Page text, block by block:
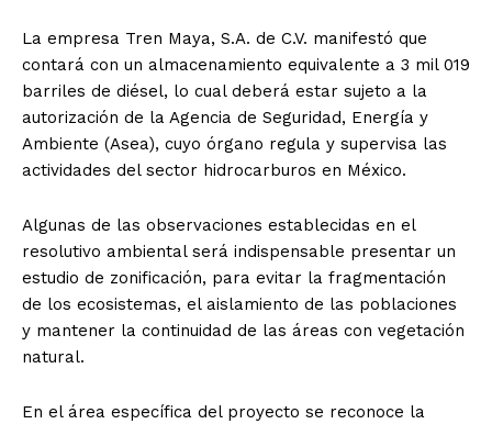
La empresa Tren Maya, S.A. de C.V. manifestó que
contará con un almacenamiento equivalente a 3 mil 019
barriles de diésel, lo cual deberá estar sujeto a la
autorización de la Agencia de Seguridad, Energía y
Ambiente (Asea), cuyo órgano regula y supervisa las
actividades del sector hidrocarburos en México.
Algunas de las observaciones establecidas en el
resolutivo ambiental será indispensable presentar un
estudio de zonificación, para evitar la fragmentación
de los ecosistemas, el aislamiento de las poblaciones
y mantener la continuidad de las áreas con vegetación
natural.
En el área específica del proyecto se reconoce la